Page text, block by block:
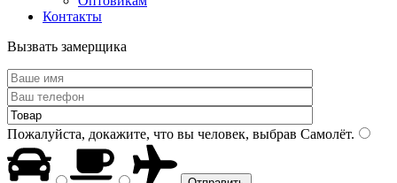
Контакты
Вызвать замерщика
Пожалуйста, докажите, что вы человек, выбрав Самолёт.